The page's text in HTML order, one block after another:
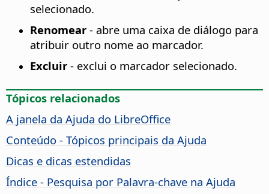
selecionado.
Renomear - abre uma caixa de diálogo para
atribuir outro nome ao marcador.
Excluir - exclui o marcador selecionado.
Tópicos relacionados
A janela da Ajuda do LibreOffice
Conteúdo - Tópicos principais da Ajuda
Dicas e dicas estendidas
Índice - Pesquisa por Palavra-chave na Ajuda